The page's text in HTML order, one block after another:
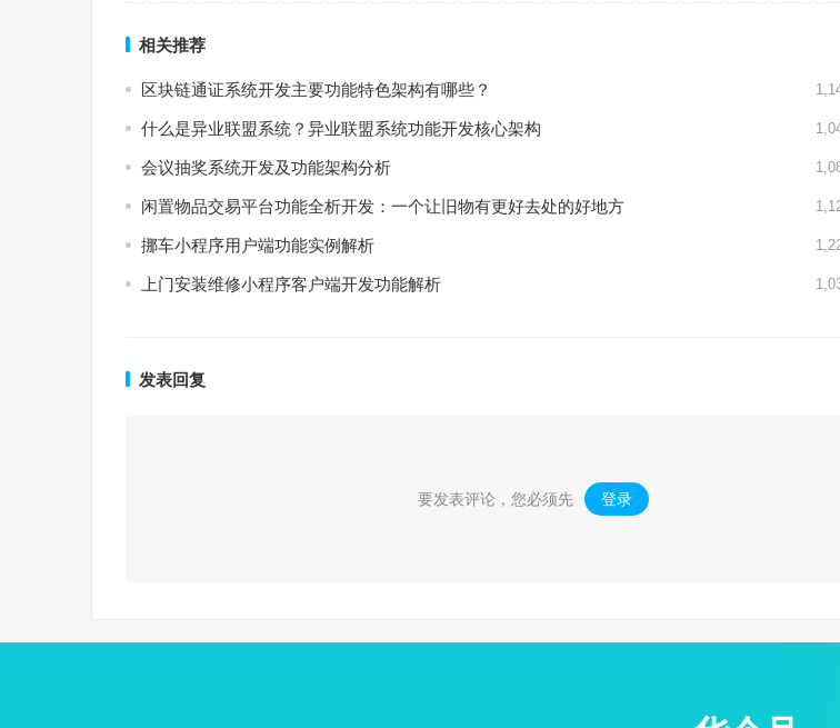
相关推荐
区块链通证系统开发主要功能特色架构有哪些？
什么是异业联盟系统？异业联盟系统功能开发核心架构
会议抽奖系统开发及功能架构分析
闲置物品交易平台功能全析开发：一个让旧物有更好去处的好地方
挪⻋⼩程序用户端功能实例解析
上门安装维修小程序客户端开发功能解析
发表回复
要发表评论，您必须先 登录 。